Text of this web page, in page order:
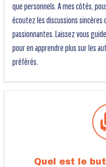
que personnels. A mes côtés,
écoutez les discussions
passionnantes. Laissez vous
pour en apprendre plus sur les
préférés.
Quel est le